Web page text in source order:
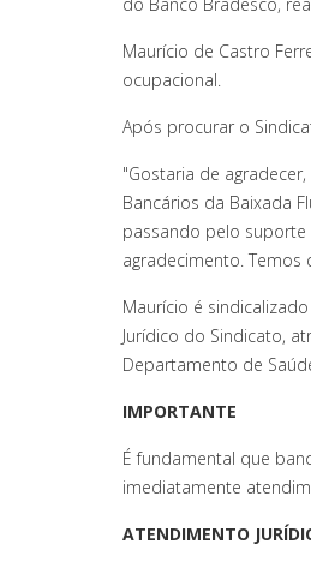
Maurício de Castro
ocupacional.
Após procurar o
"Gostaria de
Bancários da Baixada
passando pelo suporte
agradecimento.
Maurício é
Jurídico do Sindicato,
Departamento de
IMPORTANTE
É fundamental que
imediatamente
ATENDIMENTO